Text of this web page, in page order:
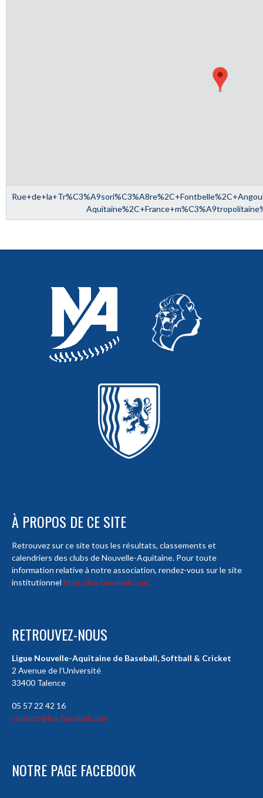
À PROPOS DE CE SITE
Retrouvez sur ce site tous les résultats, classements et
calendriers des clubs de Nouvelle-Aquitaine. Pour toute
information relative à notre association, rendez-vous sur le site
institutionnel http://lna-baseball.com/
RETROUVEZ-NOUS
Ligue Nouvelle-Aquitaine de Baseball, Softball & Cricket
2 Avenue de l’Université
33400 Talence
05 57 22 42 16
contact@lna-baseball.com
NOTRE PAGE FACEBOOK